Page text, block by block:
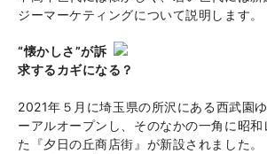
ジーマーケティングについて説明します。
“懐かしさ”が訴
求するカギになる？
2021年５月に埼玉県の所沢にある西武園
ーアルオープンし、そのなかの一角に昭和
た『夕日の丘商店街』が新設されました。